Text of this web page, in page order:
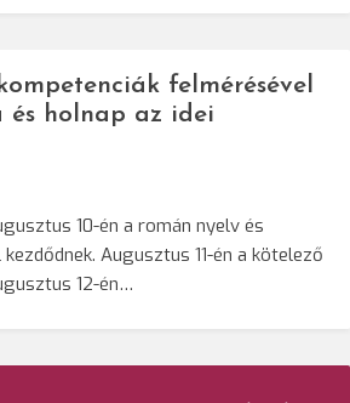
felmérésével
holnap az idei
10-én a román nyelv és
Augusztus 11-én a kötelező
12-én…